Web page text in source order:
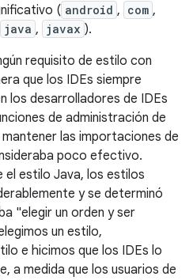
( android , com ,
java , javax ).
requisito de estilo con
que los IDEs siempre
los desarrolladores de IDEs
de administración de
las importaciones de
poco efectivo.
el estilo Java, los estilos
y se determinó
"elegir un orden y ser
un estilo,
e hicimos que los IDEs lo
a medida que los usuarios de